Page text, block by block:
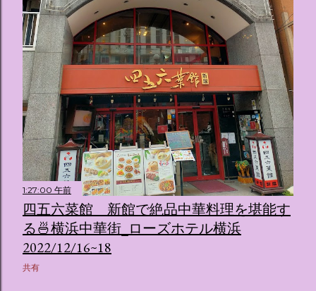
1:27:00 午前
四五六菜館 新館で絶品中華料理を堪能す
る🍜横浜中華街_ローズホテル横浜
2022/12/16~18
共有